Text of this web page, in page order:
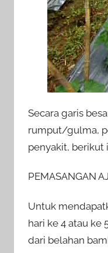
Secara garis
rumput/gulma,
penyakit, berikut
PEMASANGAN
Untuk
hari ke 4 atau ke
dari belahan